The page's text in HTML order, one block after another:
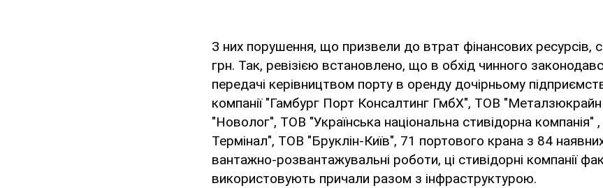
З них порушення, що призвели до втрат фінансових ресурсів,
грн. Так, ревізією встановлено, що в обхід чинного
передачі керівництвом порту в оренду дочірньому
компанії "Гамбург Порт Консалтинг ГмбХ", ТОВ
"Новолог", ТОВ "Українська національна стивідорна
Термінал", ТОВ "Бруклін-Київ", 71 портового крана з 84
вантажно-розвантажувальні роботи, ці стивідорні компанії
використовують причали разом з інфраструктурою.